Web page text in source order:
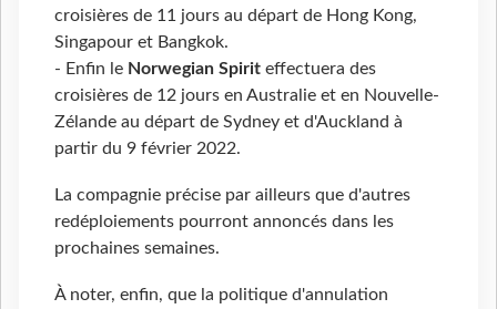
croisières de 11 jours au départ de Hong Kong,
Singapour et Bangkok.
- Enfin le Norwegian Spirit effectuera des
croisières de 12 jours en Australie et en Nouvelle-
Zélande au départ de Sydney et d'Auckland à
partir du 9 février 2022.
La compagnie précise par ailleurs que d'autres
redéploiements pourront annoncés dans les
prochaines semaines.
À noter, enfin, que la politique d'annulation